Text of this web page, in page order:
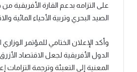
على التزامه بدعم القارة
الصيد البحري وتربية الأحياء المائية
وأكد الإعلان الختامي للمؤتمر
الدول الأفريقية لجعل الاقتصاد
المعنية إلى التعبئة وترجمة